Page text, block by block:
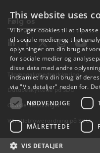
Følg os
Tilgængelighedserklæring
Databeskyttelse på SDU
Cookie indstillinger
Whistleblowerordning på SDU
This website uses
Vi bruger cookies til at
til sociale medier og til at
oplysninger om din brug af
for sociale medier og
disse data med andre
indsamlet fra din brug af
via "Vis detaljer" neden for.
NØDVENDIGE
MÅLRETTEDE
VIS DETALJER